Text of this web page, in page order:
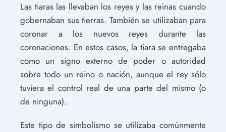
Las tiaras las llevaban los reyes y las reinas cuando
gobernaban sus tierras. También se utilizaban para
coronar a los nuevos reyes durante las
coronaciones. En estos casos, la tiara se entregaba
como un signo externo de poder o autoridad
sobre todo un reino o nación, aunque el rey sólo
tuviera el control real de una parte del mismo (o
de ninguna).
Este tipo de simbolismo se utilizaba comúnmente